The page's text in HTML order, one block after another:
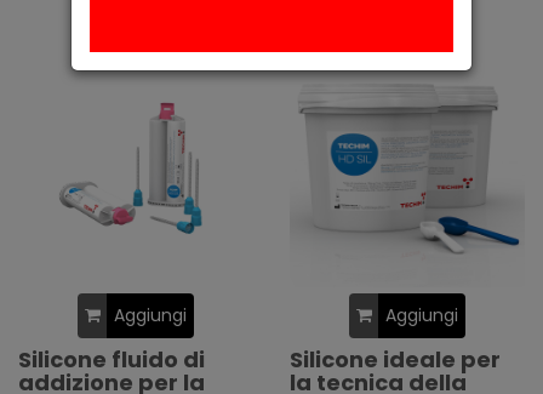
Aggiungi
Silicone fluido di
addizione per la
Aggiungi
Silicone ideale per
la tecnica della